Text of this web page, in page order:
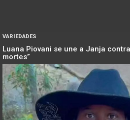
VARIEDADES
Luana Piovani se une a Janja
mortes”